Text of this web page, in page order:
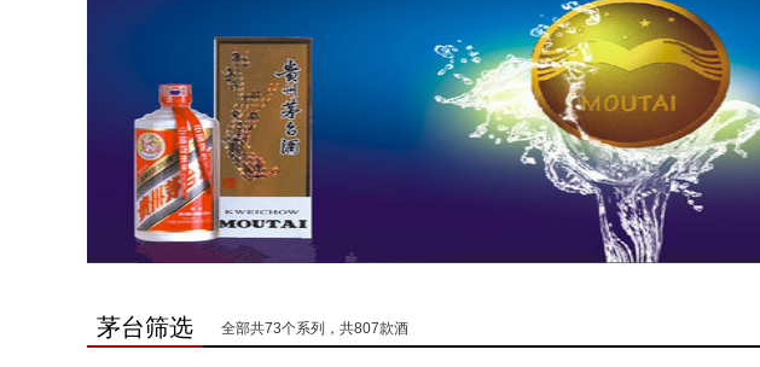
茅台筛选 全部共73个系列，共807款酒